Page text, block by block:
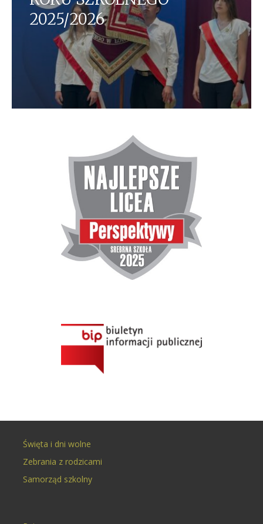
2025/2026
Święta i dni wolne
Zebrania z rodzicami
Samorząd szkolny